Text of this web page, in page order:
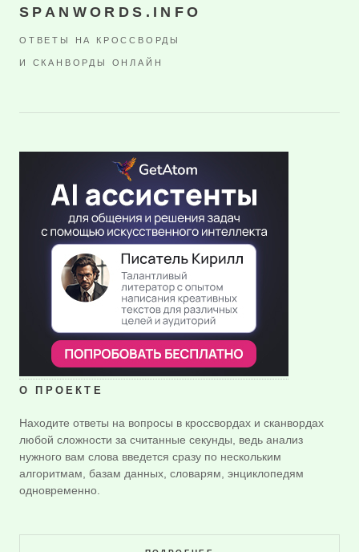
SPANWORDS.INFO
ОТВЕТЫ НА КРОССВОРДЫ
И СКАНВОРДЫ ОНЛАЙН
О ПРОЕКТЕ
Находите ответы на вопросы в кроссвордах и сканвордах
любой сложности за считанные секунды, ведь анализ
нужного вам слова введется сразу по нескольким
алгоритмам, базам данных, словарям, энциклопедям
одновременно.